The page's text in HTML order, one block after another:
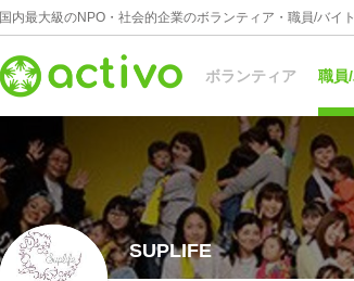
国内最大級のNPO・社会的企業のボランティア・職員/バイ
ボランティア 職員
SUPLIFE